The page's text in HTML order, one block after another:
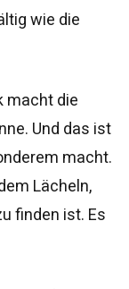
wie die
macht die
Und das ist
macht.
Lächeln,
finden ist. Es